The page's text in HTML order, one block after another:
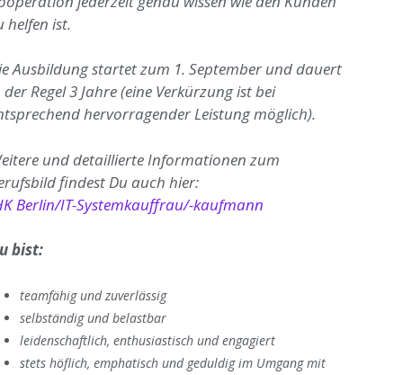
helfen ist.
Ausbildung startet zum 1. September und dauert
Regel 3 Jahre (eine Verkürzung ist bei
hervorragender Leistung möglich).
und detaillierte Informationen zum
findest Du auch hier:
Berlin/IT-Systemkauffrau/-kaufmann
bist:
teamfähig und zuverlässig
selbständig und belastbar
leidenschaftlich, enthusiastisch und engagiert
stets höflich, emphatisch und geduldig im Umgang mit